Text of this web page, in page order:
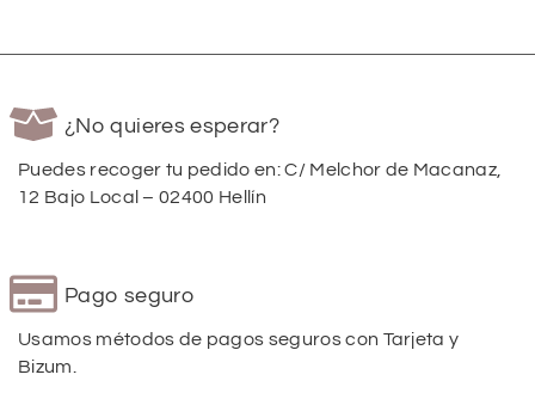
¿No quieres esperar?
Puedes recoger tu pedido en: C/ Melchor de Macanaz,
12 Bajo Local – 02400 Hellín
Pago seguro
Usamos métodos de pagos seguros con Tarjeta y
Bizum.